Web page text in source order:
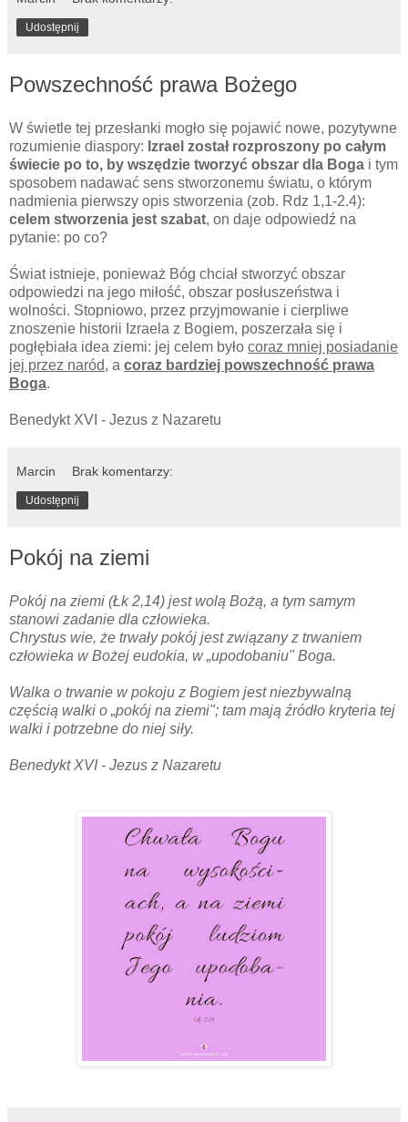
Udostępnij
Powszechność prawa Bożego
W świetle tej przesłanki mogło się pojawić nowe, pozytywne
rozumienie diaspory: Izrael został rozproszony po całym
świecie po to, by wszędzie tworzyć obszar dla Boga i tym
sposobem nadawać sens stworzonemu światu, o którym
nadmienia pierwszy opis stworzenia (zob. Rdz 1,1-2.4):
celem stworzenia jest szabat, on daje odpowiedź na
pytanie: po co?
Świat istnieje, ponieważ Bóg chciał stworzyć obszar
odpowiedzi na jego miłość, obszar posłuszeństwa i
wolności. Stopniowo, przez przyjmowanie i cierpliwe
znoszenie historii Izraela z Bogiem, poszerzała się i
pogłębiała idea ziemi: jej celem było coraz mniej posiadanie
jej przez naród, a coraz bardziej powszechność prawa
Boga.
Benedykt XVI - Jezus z Nazaretu
Marcin Brak komentarzy:
Udostępnij
Pokój na ziemi
Pokój na ziemi (Łk 2,14) jest wolą Bożą, a tym samym
stanowi zadanie dla człowieka.
Chrystus wie, że trwały pokój jest związany z trwaniem
człowieka w Bożej eudokia, w „upodobaniu" Boga.
Walka o trwanie w pokoju z Bogiem jest niezbywalną
częścią walki o „pokój na ziemi"; tam mają źródło kryteria tej
walki i potrzebne do niej siły.
Benedykt XVI - Jezus z Nazaretu